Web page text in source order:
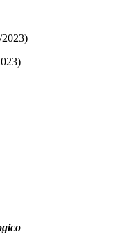
2023)